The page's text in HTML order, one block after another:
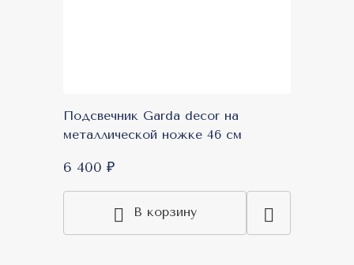
Подсвечник Garda decor на
металлической ножке 46 см
6 400 ₽
В корзину